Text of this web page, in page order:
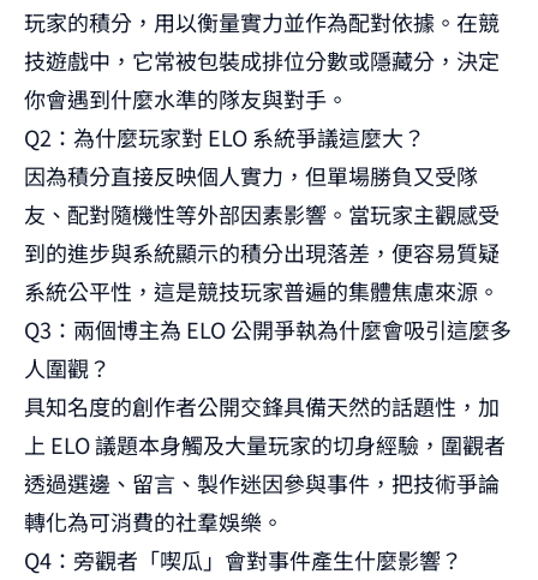
玩家的積分，用以衡量實力並作為配對依據。在競
技遊戲中，它常被包裝成排位分數或隱藏分，決定
你會遇到什麼水準的隊友與對手。
Q2：為什麼玩家對 ELO 系統爭議這麼大？
因為積分直接反映個人實力，但單場勝負又受隊
友、配對隨機性等外部因素影響。當玩家主觀感受
到的進步與系統顯示的積分出現落差，便容易質疑
系統公平性，這是競技玩家普遍的集體焦慮來源。
Q3：兩個博主為 ELO 公開爭執為什麼會吸引這麼多
人圍觀？
具知名度的創作者公開交鋒具備天然的話題性，加
上 ELO 議題本身觸及大量玩家的切身經驗，圍觀者
透過選邊、留言、製作迷因參與事件，把技術爭論
轉化為可消費的社羣娛樂。
Q4：旁觀者「喫瓜」會對事件產生什麼影響？